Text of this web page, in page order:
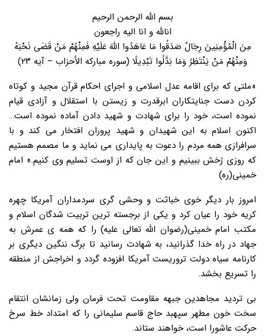
بسم الله الرحمن الرحیم
انالله و انا الیه راجعون
مِنَ الْمُؤْمِنِینَ رِجَالٌ صَدَقُوا مَا عَاهَدُوا اللَّهَ عَلَیْهِ فَمِنْهُمْ مَنْ قَضَی نَحْبَهُ
وَمِنْهُمْ مَنْ یَنْتَظِرُ وَمَا بَدَّلُوا تَبْدِیلًا (سوره مبارکه الأحزاب – آیه ۲۳)
«ملتی که برای اقامه عدل اسلامی و اجرای احکام قرآن مجید و کوتاه
کردن دست جنایتکاران ابرقدرت و زیستن با استقلال و آزادی قیام
نموده است، خود را برای شهادت و شهید دادن آماده نموده است…
اکنون اسلام به این شهیدان و شهید پروران افتخار می کند و با
سرافرازی همه مردم را دعوت به پایداری می نماید و ما مصمم هستیم
که روزی رُخش ببینیم و این جان که از اوست تسلیم وی کنیم.» امام
خمینی(ره)
امروز بار دیگر خوی خباثت و وحشی گری سردمداران آمریکا چهره
کریه خود را عیان کرد و یکی از برجسته ترین تربیت شدگان اسلام و
مکتب امام خمینی(رضوان الله تعالی علیه) را که همه ی عمرش به
جهاد در راه خدا گذرانید، به شهادت رسانید تا برگ ننگین دیگری بر
کارنامه سیاه دولت تروریست آمریکا افزوده گردد و اخراجش از منطقه
را تسریع بخشد.
بی تردید مجاهدین جبهه مقاومت تحت فرمان ولی زمانشان انتقام
سخت خون مطهر سپهبد حاج قاسم سلیمانی را که امتداد خط سرخ
حرکت عاشورا است، خواهند ستاند.